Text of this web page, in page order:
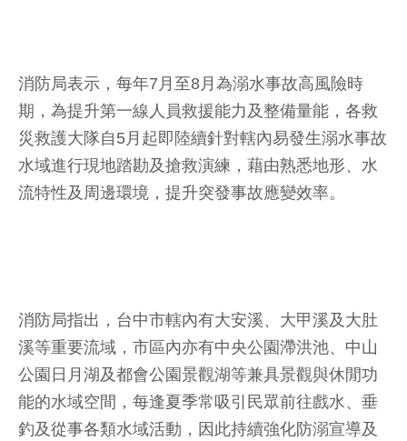
消防局表示，每年7月至8月為溺水事故高風險時
期，為提升第一線人員救援能力及整備量能，各救
災救護大隊自5月起即陸續針對轄內易發生溺水事故
水域進行現地踏勘及搶救演練，藉由熟悉地形、水
流特性及周邊環境，提升突發事故應變效率。
消防局指出，台中市轄內有大安溪、大甲溪及大肚
溪等重要流域，市區內亦有中央公園滯洪池、中山
公園日月湖及都會公園景觀湖等兼具景觀與休閒功
能的水域空間，每逢夏季常吸引民眾前往戲水、垂
釣及從事各類水域活動，因此持續強化防溺宣導及